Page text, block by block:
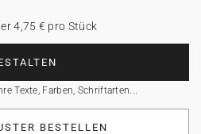
Texte, Farben, Schriftarten...
4,75 € pro Stück
BESTELLEN